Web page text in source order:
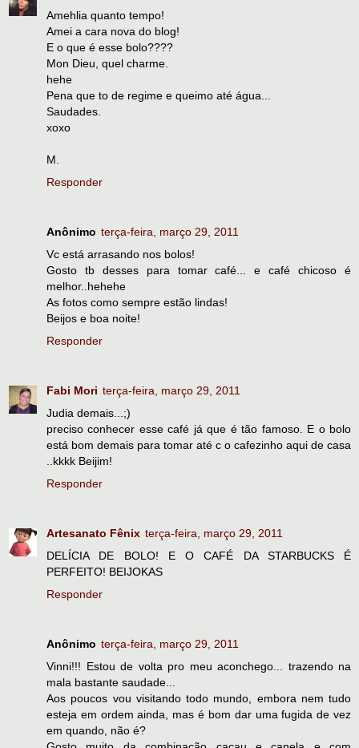
Amehlia quanto tempo!
Amei a cara nova do blog!
E o que é esse bolo????
Mon Dieu, quel charme.
hehe
Pena que to de regime e queimo até água...
Saudades.
xoxo
M.
Responder
Anônimo terça-feira, março 29, 2011
Vc está arrasando nos bolos!
Gosto tb desses para tomar café... e café chicoso é
melhor..hehehe
As fotos como sempre estão lindas!
Beijos e boa noite!
Responder
Fabi Mori terça-feira, março 29, 2011
Judia demais...;)
preciso conhecer esse café já que é tão famoso. E o bolo
está bom demais para tomar até c o cafezinho aqui de casa
..kkkk Beijim!
Responder
Artesanato Fênix terça-feira, março 29, 2011
DELÍCIA DE BOLO! E O CAFÉ DA STARBUCKS É
PERFEITO! BEIJOKAS
Responder
Anônimo terça-feira, março 29, 2011
Vinni!!! Estou de volta pro meu aconchego... trazendo na
mala bastante saudade...
Aos poucos vou visitando todo mundo, embora nem tudo
esteja em ordem ainda, mas é bom dar uma fugida de vez
em quando, não é?